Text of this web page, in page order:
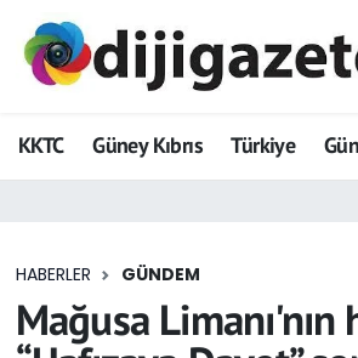
KKTC Güney Kıbrıs Türkiye
HABERLER GÜNDEM
Mağusa Limanı'nın
ADVERTORIAL
Dijigazete
Eğitim
Ekonomi
Hava Durumu
Trafik Durumu
Tüm Manşetler
Son Dakika Haberleri